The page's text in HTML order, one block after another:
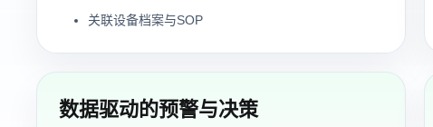
关联设备档案与SOP
数据驱动的预警与决策